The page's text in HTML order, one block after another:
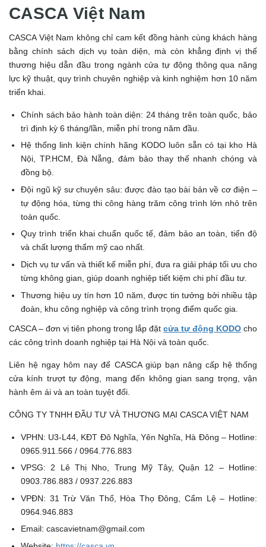
CASCA Việt Nam
CASCA Việt Nam không chỉ cam kết đồng hành cùng khách hàng
bằng chính sách dịch vụ toàn diện, mà còn khẳng định vị thế
thương hiệu dẫn đầu trong ngành cửa tự động thông qua năng
lực kỹ thuật, quy trình chuyên nghiệp và kinh nghiệm hơn 10 năm
triển khai.
Chính sách bảo hành toàn diện: 24 tháng trên toàn quốc, bảo
trì định kỳ 6 tháng/lần, miễn phí trong năm đầu.
Hệ thống linh kiện chính hãng KODO luôn sẵn có tại kho Hà
Nội, TP.HCM, Đà Nẵng, đảm bảo thay thế nhanh chóng và
đồng bộ.
Đội ngũ kỹ sư chuyên sâu: được đào tạo bài bản về cơ điện –
tự động hóa, từng thi công hàng trăm công trình lớn nhỏ trên
toàn quốc.
Quy trình triển khai chuẩn quốc tế, đảm bảo an toàn, tiến độ
và chất lượng thẩm mỹ cao nhất.
Dịch vụ tư vấn và thiết kế miễn phí, đưa ra giải pháp tối ưu cho
từng không gian, giúp doanh nghiệp tiết kiệm chi phí đầu tư.
Thương hiệu uy tín hơn 10 năm, được tin tưởng bởi nhiều tập
đoàn, khu công nghiệp và công trình trọng điểm quốc gia.
CASCA – đơn vị tiên phong trong lắp đặt cửa tự động KODO cho
các công trình doanh nghiệp tại Hà Nội và toàn quốc.
Liên hệ ngay hôm nay để CASCA giúp bạn nâng cấp hệ thống
cửa kính trượt tự động, mang đến không gian sang trọng, vận
hành êm ái và an toàn tuyệt đối.
CÔNG TY TNHH ĐẦU TƯ VÀ THƯƠNG MẠI CASCA VIỆT NAM
VPHN: U3-L44, KĐT Đô Nghĩa, Yên Nghĩa, Hà Đông – Hotline:
0965.911.566 / 0964.776.883
VPSG: 2 Lê Thị Nho, Trung Mỹ Tây, Quận 12 – Hotline:
0903.786.883 / 0937.226.883
VPĐN: 31 Trừ Văn Thố, Hòa Thọ Đông, Cẩm Lệ – Hotline:
0964.946.883
Email: cascavietnam@gmail.com